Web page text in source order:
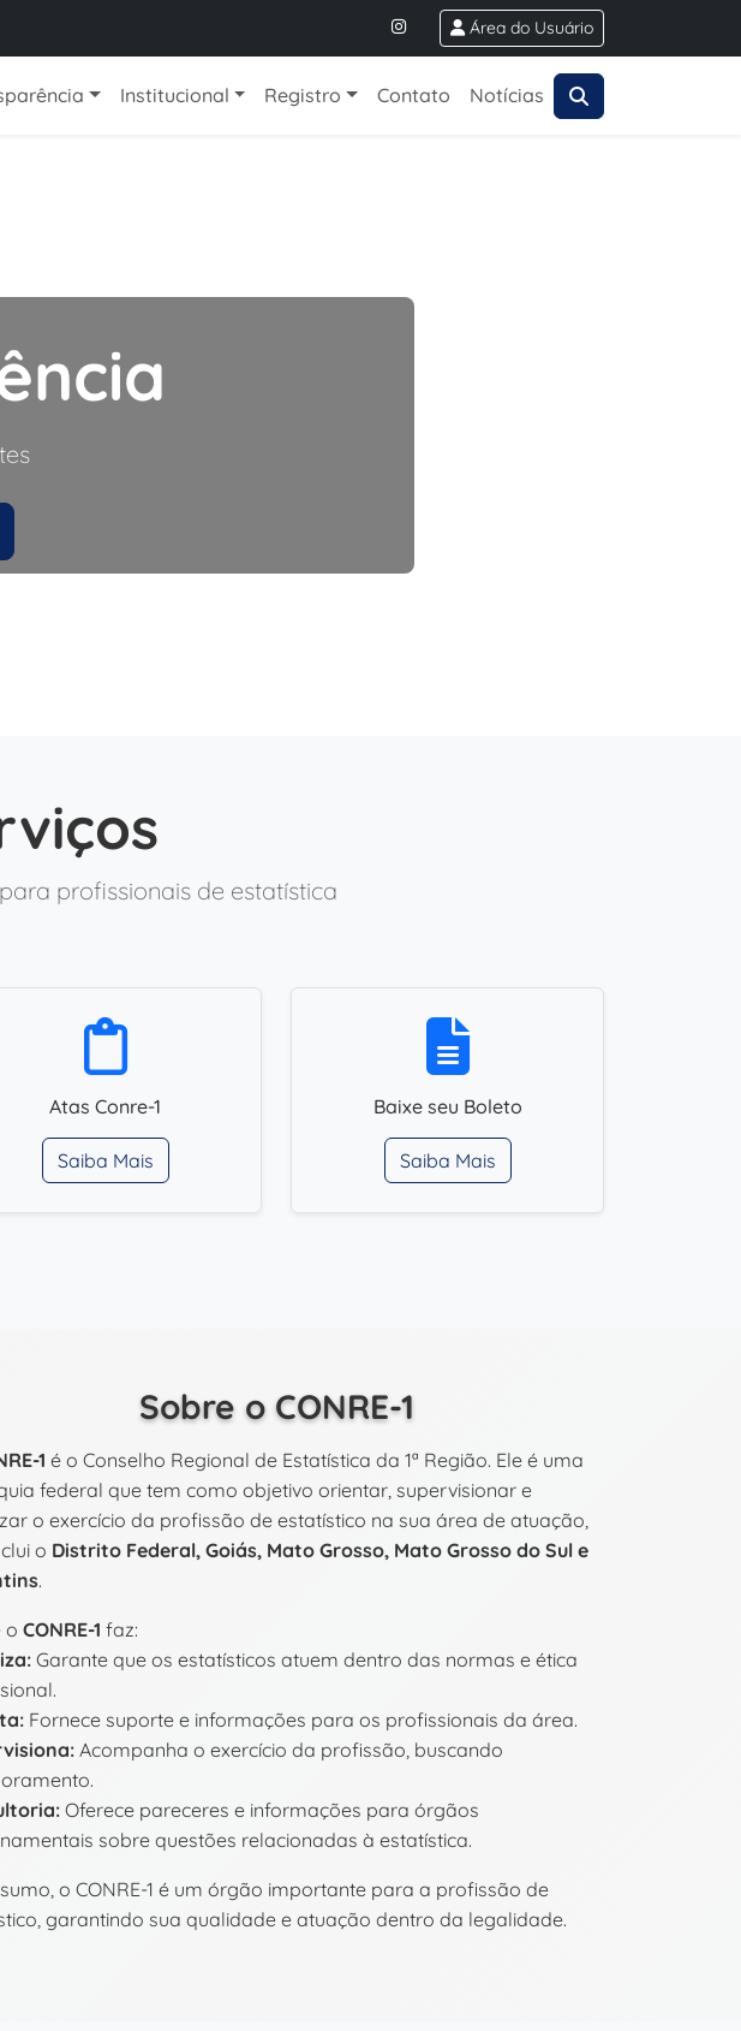
Área do Usuário
Institucional Registro Contato Notícias
profissionais de estatística
Atas Conre-1
Saiba Mais
Baixe seu Boleto
Saiba Mais
Sobre o CONRE-1
1 é o Conselho Regional de Estatística da 1ª Região. Ele é uma
federal que tem como objetivo orientar, supervisionar e
o exercício da profissão de estatístico na sua área de atuação,
o Distrito Federal, Goiás, Mato Grosso, Mato Grosso do Sul e
.
o CONRE-1 faz:
Garante que os estatísticos atuem dentro das normas e ética
Fornece suporte e informações para os profissionais da área.
Acompanha o exercício da profissão, buscando
Oferece pareceres e informações para órgãos
sobre questões relacionadas à estatística.
o CONRE-1 é um órgão importante para a profissão de
garantindo sua qualidade e atuação dentro da legalidade.